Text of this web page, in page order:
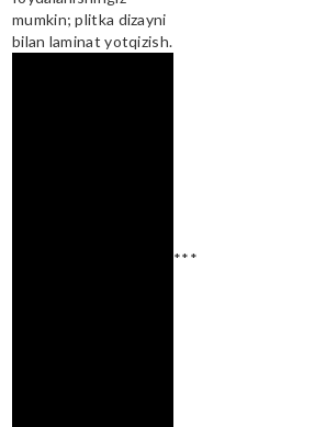
mumkin; plitka dizayni
bilan laminat yotqizish.
***